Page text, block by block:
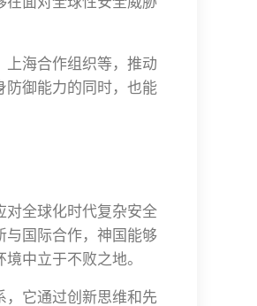
上海合作组织等，推动
防御能力的同时，也能
对全球化时代复杂安全
与国际合作，神国能够
中立于不败之地。
，它通过创新思维和先